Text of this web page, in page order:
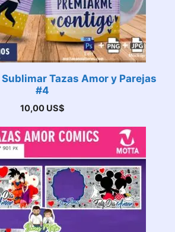
Tazas Amor y Parejas
#4
10,00 US$